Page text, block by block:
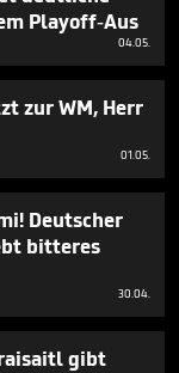
Playoff-Aus
04.05.
zur WM, Herr
01.05.
Deutscher
bitteres
30.04.
gibt